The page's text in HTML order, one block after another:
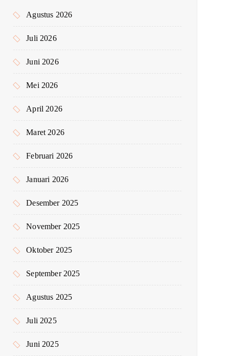
:
Agustus 2026
Juli 2026
Juni 2026
Mei 2026
April 2026
Maret 2026
Februari 2026
Januari 2026
Desember 2025
November 2025
Oktober 2025
September 2025
Agustus 2025
Juli 2025
Juni 2025